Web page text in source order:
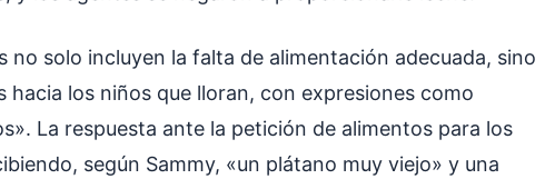
no solo incluyen la falta de alimentación adecuada, sino
los niños que lloran, con expresiones como
La respuesta ante la petición de alimentos para los
según Sammy, «un plátano muy viejo» y una